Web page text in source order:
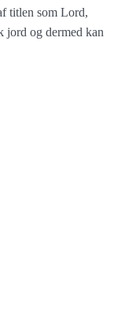
titlen som Lord,
jord og dermed kan